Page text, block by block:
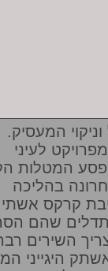
המעסיק.
לעיני
פסע המטלות
בהליכה
קרקס אשתי
שהם
השירים
היגייני